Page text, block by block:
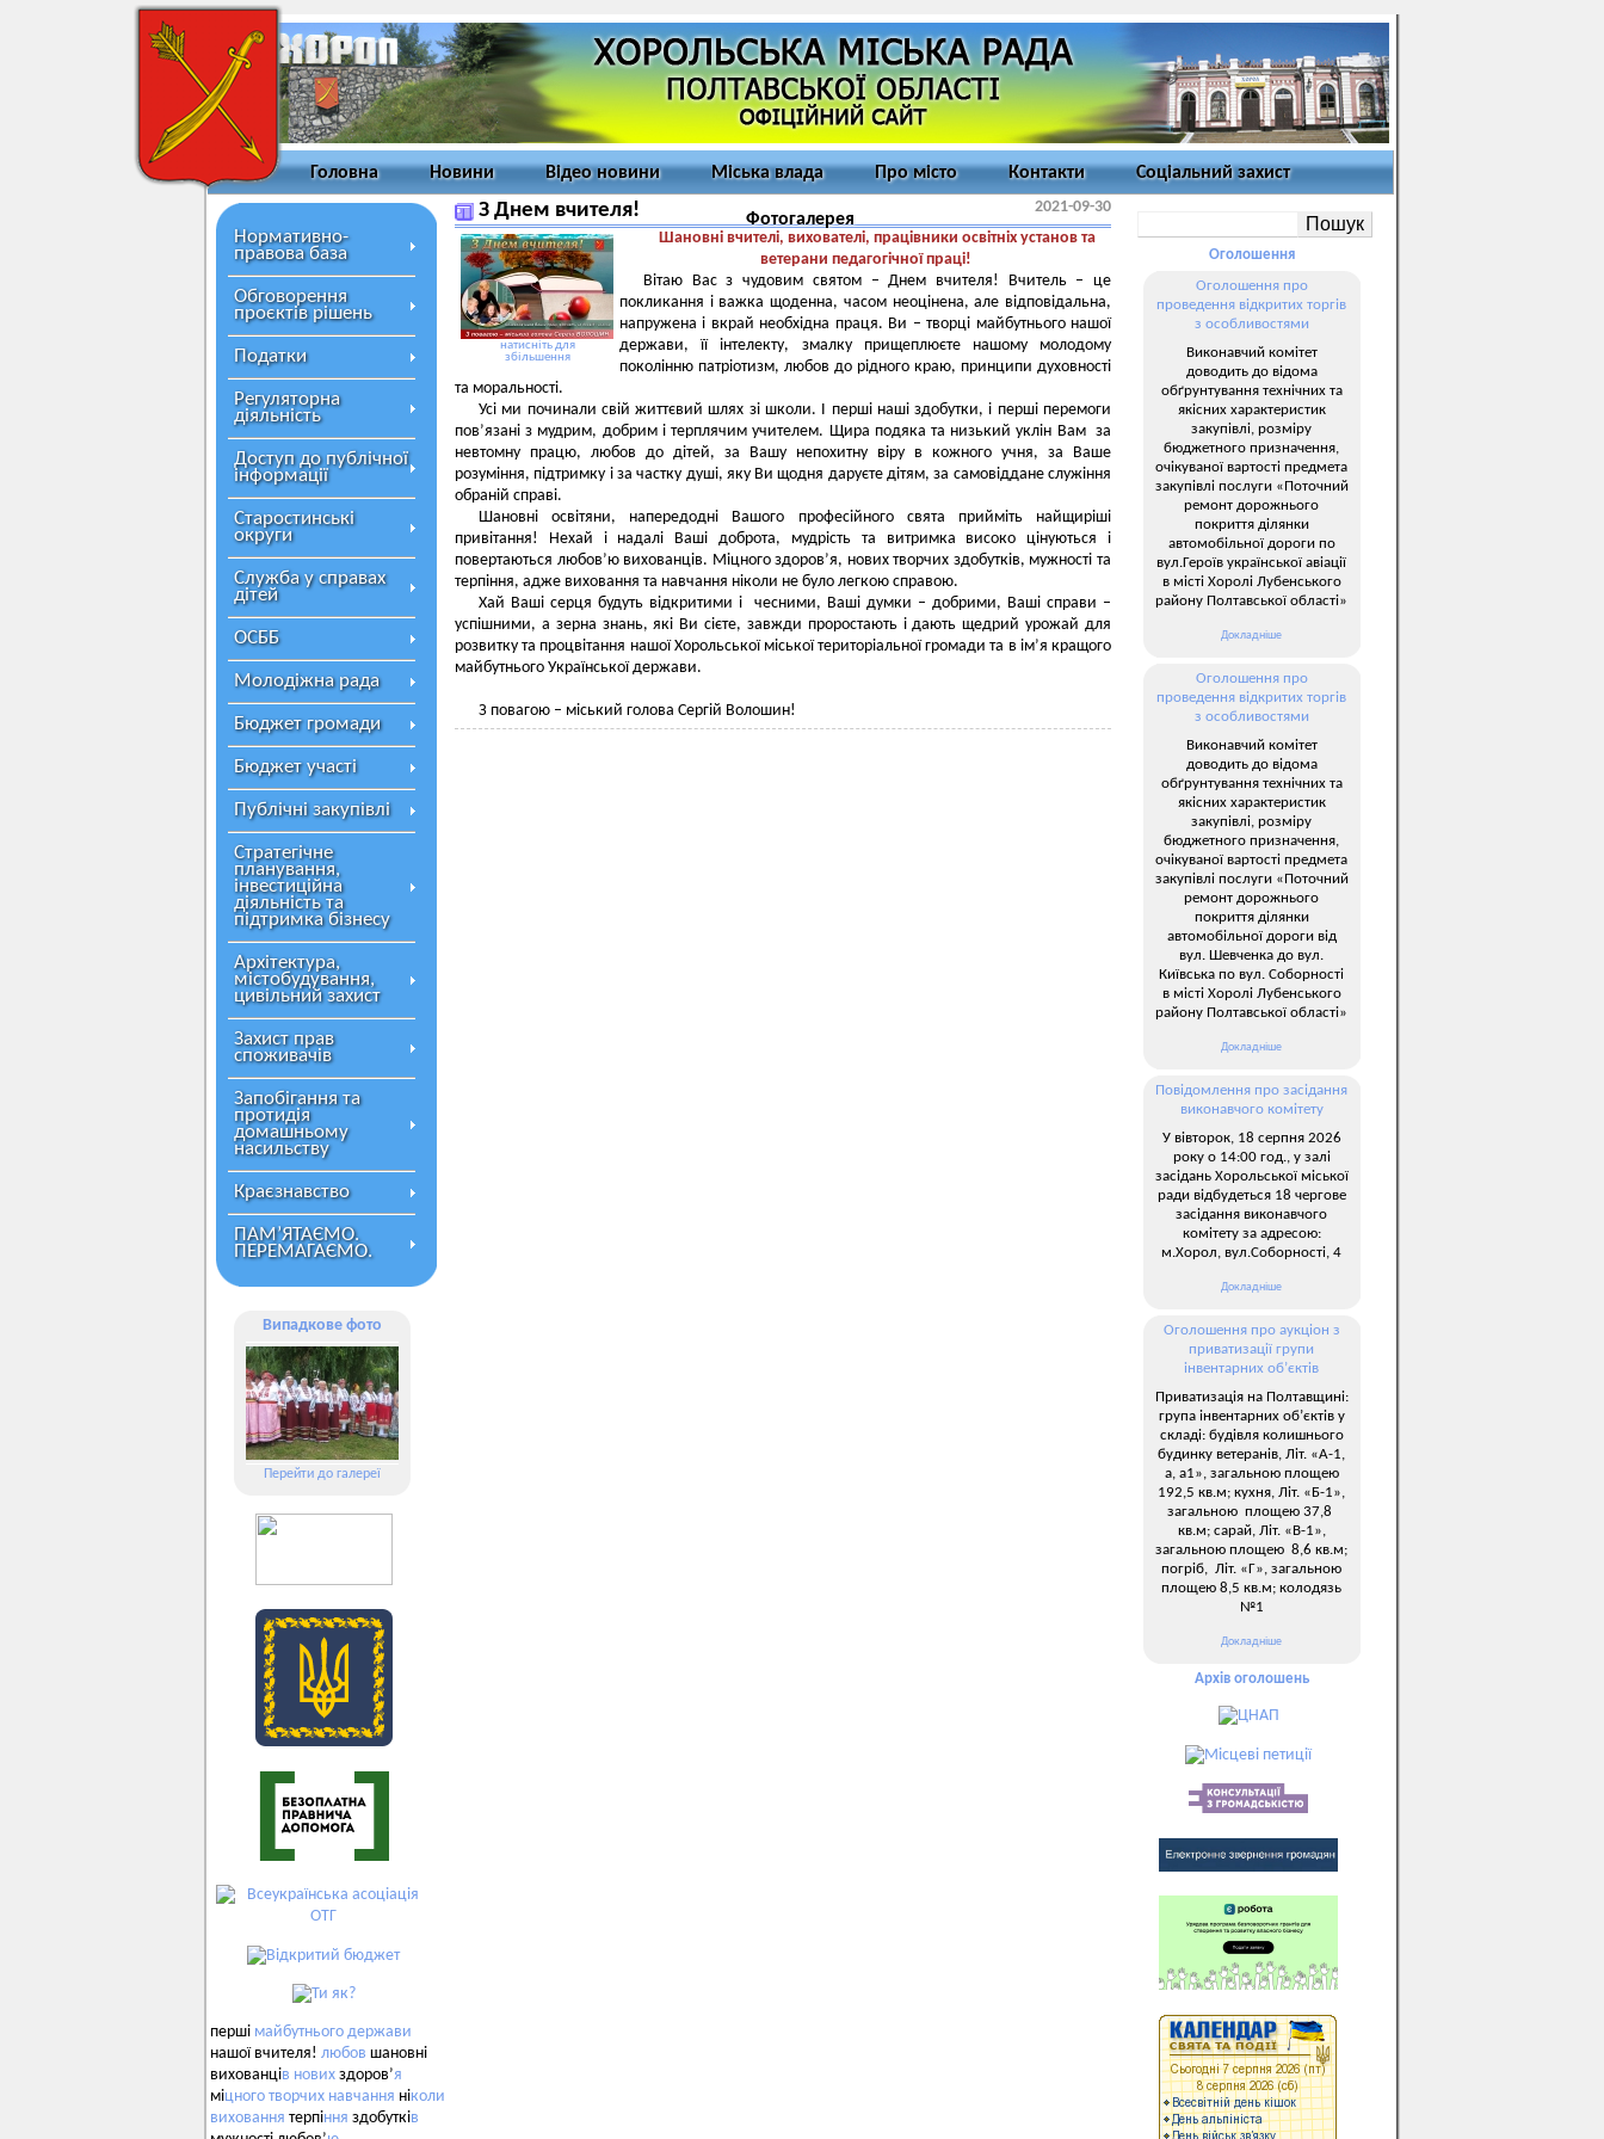
Головна Новини Відео новини Міська влада Про місто Контакти Соціальний захист
Фотогалерея
Нормативно-
правова база
Обговорення
проєктів рішень
Податки
Регуляторна
діяльність
Доступ до публічної
інформації
Старостинські
округи
Служба у справах
дітей
ОСББ
Молодіжна рада
Бюджет громади
Бюджет участі
Публічні закупівлі
Стратегічне
планування,
інвестиційна
діяльність та
підтримка бізнесу
Архітектура,
містобудування,
цивільний захист
Захист прав
споживачів
Запобігання та
протидія
домашньому
насильству
Краєзнавство
ПАМ’ЯТАЄМО.
ПЕРЕМАГАЄМО.
Випадкове фото
Перейти до галереї
перші майбутнього держави
нашої вчителя! любов шановні
вихованців нових здоров’я
міцного творчих навчання ніколи
виховання терпіння здобутків
З Днем вчителя! 2021-09-30
натисніть для
збільшення
Шановні вчителі, вихователі, працівники освітніх установ та
ветерани педагогічної праці!
Вітаю Вас з чудовим святом – Днем вчителя! Вчитель – це
покликання і важка щоденна, часом неоцінена, але відповідальна,
напружена і вкрай необхідна праця. Ви – творці майбутнього нашої
держави, її інтелекту, змалку прищеплюєте нашому молодому
поколінню патріотизм, любов до рідного краю, принципи духовності
та моральності.
Усі ми починали свій життєвий шлях зі школи. І перші наші здобутки, і перші перемоги
пов’язані з мудрим, добрим і терплячим учителем. Щира подяка та низький уклін Вам за
невтомну працю, любов до дітей, за Вашу непохитну віру в кожного учня, за Ваше
розуміння, підтримку і за частку душі, яку Ви щодня даруєте дітям, за самовіддане служіння
обраній справі.
Шановні освітяни, напередодні Вашого професійного свята прийміть найщиріші
привітання! Нехай і надалі Ваші доброта, мудрість та витримка високо цінуються і
повертаються любов’ю вихованців. Міцного здоров’я, нових творчих здобутків, мужності та
терпіння, адже виховання та навчання ніколи не було легкою справою.
Хай Ваші серця будуть відкритими і чесними, Ваші думки – добрими, Ваші справи –
успішними, а зерна знань, які Ви сієте, завжди проростають і дають щедрий урожай для
розвитку та процвітання нашої Хорольської міської територіальної громади та в ім’я кращого
майбутнього Української держави.
З повагою – міський голова Сергій Волошин!
Оголошення
Оголошення про
проведення відкритих торгів
з особливостями
Виконавчий комітет
доводить до відома
обґрунтування технічних та
якісних характеристик
закупівлі, розміру
бюджетного призначення,
очікуваної вартості предмета
закупівлі послуги «Поточний
ремонт дорожнього
покриття ділянки
автомобільної дороги по
вул.Героїв української авіації
в місті Хоролі Лубенського
району Полтавської області»
Докладніше
Оголошення про
проведення відкритих торгів
з особливостями
Виконавчий комітет
доводить до відома
обґрунтування технічних та
якісних характеристик
закупівлі, розміру
бюджетного призначення,
очікуваної вартості предмета
закупівлі послуги «Поточний
ремонт дорожнього
покриття ділянки
автомобільної дороги від
вул. Шевченка до вул.
Київська по вул. Соборності
в місті Хоролі Лубенського
району Полтавської області»
Докладніше
Повідомлення про засідання
виконавчого комітету
У вівторок, 18 серпня 2026
року о 14:00 год., у залі
засідань Хорольської міської
ради відбудеться 18 чергове
засідання виконавчого
комітету за адресою:
м.Хорол, вул.Соборності, 4
Докладніше
Оголошення про аукціон з
приватизації групи
інвентарних об’єктів
Приватизація на Полтавщині:
група інвентарних об’єктів у
складі: будівля колишнього
будинку ветеранів, Літ. «А-1,
а, а1», загальною площею
192,5 кв.м; кухня, Літ. «Б-1»,
загальною площею 37,8
кв.м; сарай, Літ. «В-1»,
загальною площею 8,6 кв.м;
погріб, Літ. «Г», загальною
площею 8,5 кв.м; колодязь
№1
Докладніше
Архів оголошень